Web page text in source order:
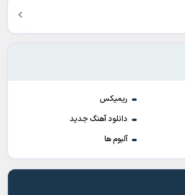
ریمیکس
دانلود آهنگ جدید
آلبوم ها